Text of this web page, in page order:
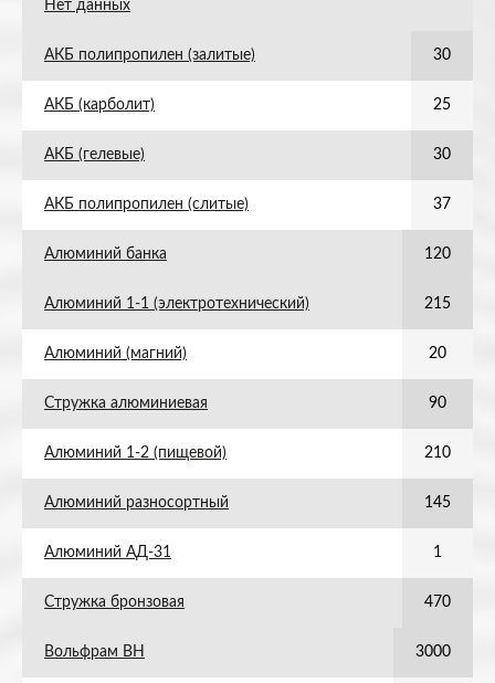
Нет данных
АКБ полипропилен (залитые) 30
АКБ (карболит) 25
АКБ (гелевые) 30
АКБ полипропилен (слитые) 37
Алюминий банка 120
Алюминий 1-1 (электротехнический) 215
Алюминий (магний) 20
Стружка алюминиевая 90
Алюминий 1-2 (пищевой) 210
Алюминий разносортный 145
Алюминий АД-31 1
Стружка бронзовая 470
Вольфрам ВН 3000